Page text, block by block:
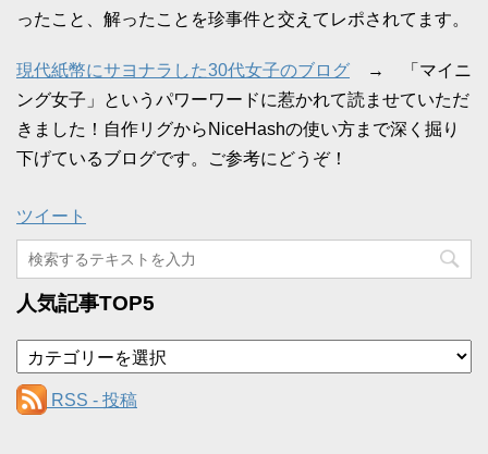
ったこと、解ったことを珍事件と交えてレポされてます。
現代紙幣にサヨナラした30代女子のブログ → 「マイニ
ング女子」というパワーワードに惹かれて読ませていただ
きました！自作リグからNiceHashの使い方まで深く掘り
下げているブログです。ご参考にどうぞ！
ツイート
人気記事TOP5
テ
ゴ
リ
RSS - 投稿